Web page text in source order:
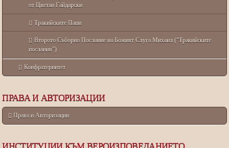
от Цветан Гайдарски
Тракийските Папи
Второто Съборно Послание на Божият Слуга Михаил (“Тракийските
послания”)
Конфратернитет
ПРАВА И АВТОРИЗАЦИИ
Права и Авторизации